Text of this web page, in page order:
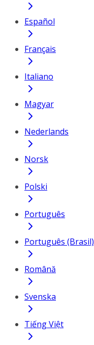
Español
Français
Italiano
Magyar
Nederlands
Norsk
Polski
Português
Português (Brasil)
Română
Svenska
Tiếng Việt